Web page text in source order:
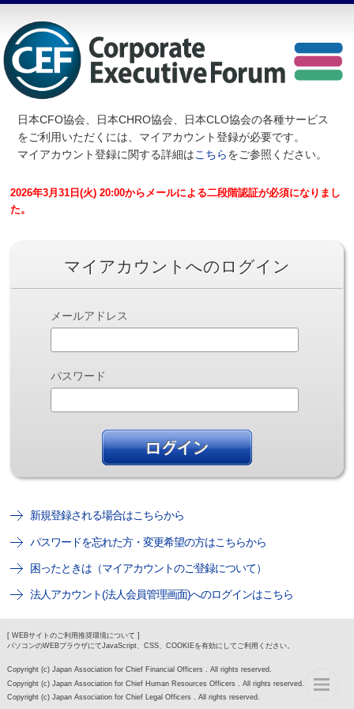
日本CFO協会、日本CHRO協会、日本CLO協会の各種サービス
をご利用いただくには、マイアカウント登録が必要です。
マイアカウント登録に関する詳細はこちらをご参照ください。
2026年3月31日(火) 20:00からメールによる二段階認証が必須になりまし
た。
マイアカウントへのログイン
メールアドレス
パスワード
新規登録される場合はこちらから
パスワードを忘れた方・変更希望の方はこちらから
困ったときは（マイアカウントのご登録について）
法人アカウント(法人会員管理画面)へのログインはこちら
[ WEBサイトのご利用推奨環境について ]
パソコンのWEBブラウザにてJavaScript、CSS、COOKIEを有効にしてご利用ください。
Copyright (c) Japan Association for Chief Financial Officers . All rights reserved.
Copyright (c) Japan Association for Chief Human Resources Officers . All rights reserved.
Copyright (c) Japan Association for Chief Legal Officers . All rights reserved.